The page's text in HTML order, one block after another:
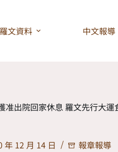
羅文資料 中文報導
准出院回家休息 羅文先行大運
年 12 月 14 日 報章報導